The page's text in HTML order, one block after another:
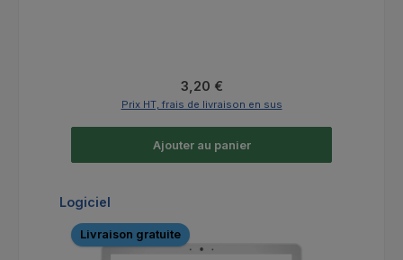
Prix régulier :
3,20 €
Prix HT, frais de livraison en sus
Ajouter au panier
Ignorer la galerie de produits
Logiciel
Livraison gratuite